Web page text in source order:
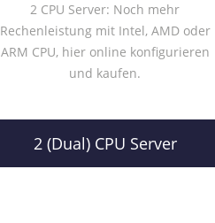
2 CPU Server: Noch mehr
Rechenleistung mit Intel, AMD oder
ARM CPU, hier online konfigurieren
und kaufen.
2 (Dual) CPU Server